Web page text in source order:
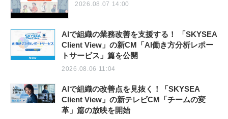
2026.08.07 14:00
AIで組織の業務改善を支援する！ 「SKYSEA
Client View」の新CM「AI働き方分析レポー
トサービス」篇を公開
2026.08.06 11:04
AIで組織の改善点を見抜く！「SKYSEA
Client View」の新テレビCM「チームの変
革」篇の放映を開始